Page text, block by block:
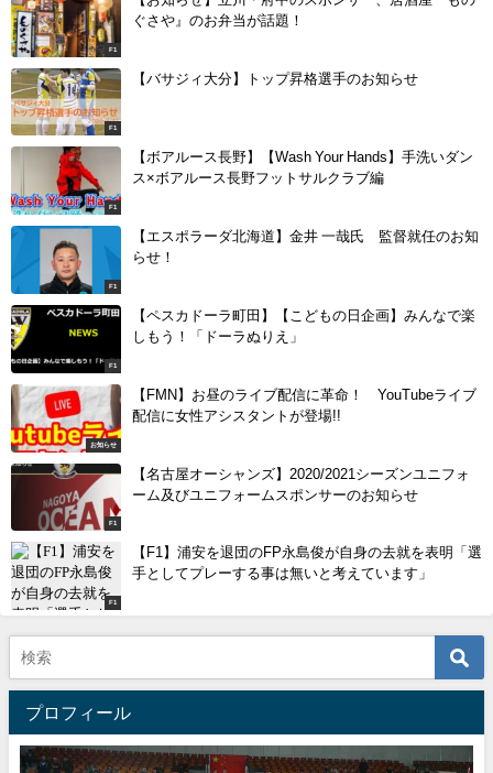
F1
ぐさや』のお弁当が話題！
F1
【バサジィ大分】トップ昇格選手のお知らせ
F1
【ボアルース長野】【Wash Your Hands】手洗いダン
ス×ボアルース長野フットサルクラブ編
F1
【エスポラーダ北海道】金井 一哉氏 監督就任のお知
らせ！
F1
【ペスカドーラ町田】【こどもの日企画】みんなで楽
しもう！「ドーラぬりえ」
お知らせ
【FMN】お昼のライブ配信に革命！ YouTubeライブ
配信に女性アシスタントが登場!!
F1
【名古屋オーシャンズ】2020/2021シーズンユニフォ
ーム及びユニフォームスポンサーのお知らせ
F1
【F1】浦安を退団のFP永島俊が自身の去就を表明「選
手としてプレーする事は無いと考えています」
プロフィール